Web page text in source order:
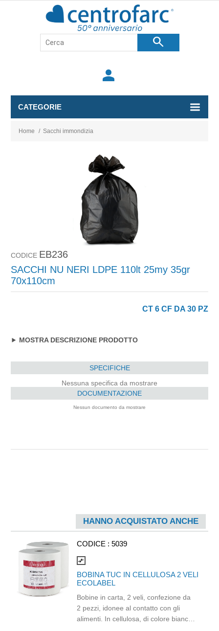
search
person
CATEGORIE
Home / Sacchi immondizia
CODICE EB236
SACCHI NU NERI LDPE 110lt 25my 35gr
70x110cm
CT 6 CF DA 30 PZ
MOSTRA DESCRIZIONE PRODOTTO
SPECIFICHE
Nessuna specifica da mostrare
DOCUMENTAZIONE
Nessun documento da mostrare
HANNO ACQUISTATO ANCHE
CODICE : 5039
compare_arrows
BOBINA TUC IN CELLULOSA 2 VELI
ECOLABEL
Bobine in carta, 2 veli, confezione da
2 pezzi, idonee al contatto con gli
alimenti. In cellulosa, di colore bianco